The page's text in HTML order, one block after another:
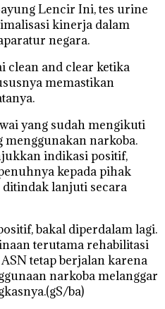
Lencir Ini, tes urine
kinerja dalam
negara.
clean and clear ketika
memastikan
yang sudah mengikuti
menggunakan narkoba.
indikasi positif,
kepada pihak
ditindak lanjuti secara
bakal diperdalam lagi.
terutama rehabilitasi
tetap berjalan karena
narkoba melanggar
ba)